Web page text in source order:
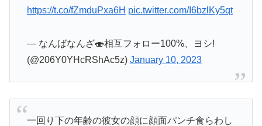
https://t.co/fZmduPxa6H pic.twitter.com/I6bzlKy5qt
— なんばなんざ🍣相互フォロー100%、ヨシ!
(@206Y0YHcRShAc5z) January 10, 2023
一回り下の年齢の彼女の顔に顔面パンチ食らわし